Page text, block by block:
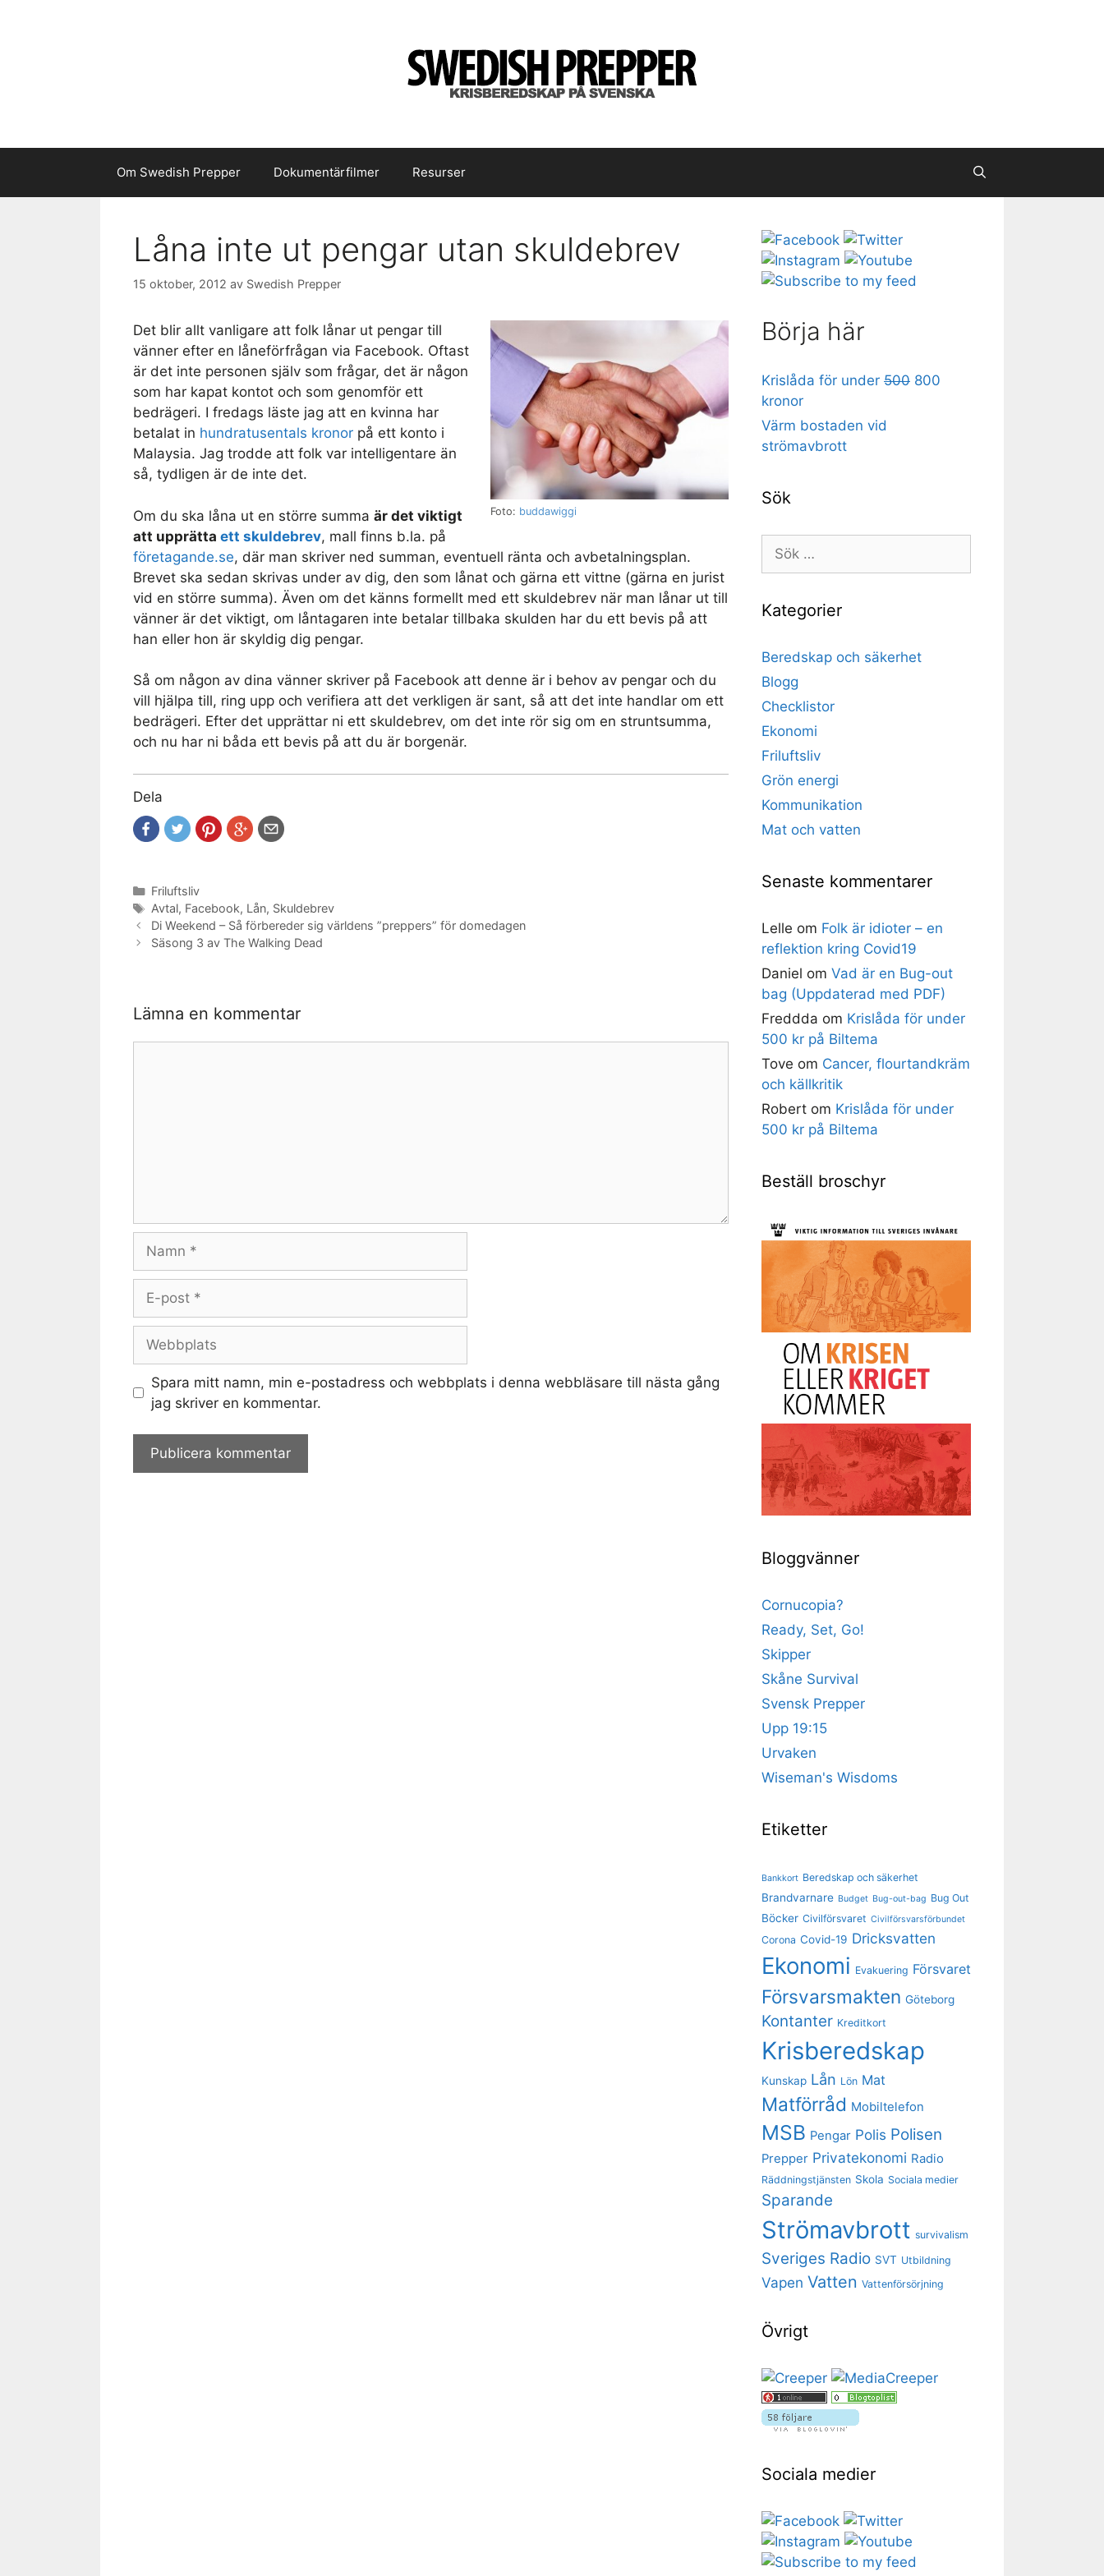
Om Swedish Prepper Dokumentärfilmer Resurser
Låna inte ut pengar utan skuldebrev
15 oktober, 2012 av Swedish Prepper
Foto: buddawiggi
Det blir allt vanligare att folk lånar ut pengar till
vänner efter en låneförfrågan via Facebook. Oftast
är det inte personen själv som frågar, det är någon
som har kapat kontot och som genomför ett
bedrägeri. I fredags läste jag att en kvinna har
betalat in hundratusentals kronor på ett konto i
Malaysia. Jag trodde att folk var intelligentare än
så, tydligen är de inte det.
Om du ska låna ut en större summa är det viktigt
att upprätta ett skuldebrev, mall finns b.la. på
företagande.se, där man skriver ned summan, eventuell ränta och avbetalningsplan.
Brevet ska sedan skrivas under av dig, den som lånat och gärna ett vittne (gärna en jurist
vid en större summa). Även om det känns formellt med ett skuldebrev när man lånar ut till
vänner är det viktigt, om låntagaren inte betalar tillbaka skulden har du ett bevis på att
han eller hon är skyldig dig pengar.
Så om någon av dina vänner skriver på Facebook att denne är i behov av pengar och du
vill hjälpa till, ring upp och verifiera att det verkligen är sant, så att det inte handlar om ett
bedrägeri. Efter det upprättar ni ett skuldebrev, om det inte rör sig om en struntsumma,
och nu har ni båda ett bevis på att du är borgenär.
Dela
Kategorier
Friluftsliv
Etiketter
Avtal, Facebook, Lån, Skuldebrev
Di Weekend – Så förbereder sig världens ”preppers” för domedagen
Säsong 3 av The Walking Dead
Lämna en kommentar
post
Spara mitt namn, min e-postadress och webbplats i denna webbläsare till nästa gång
jag skriver en kommentar.
Börja här
Krislåda för under 500 800
kronor
Värm bostaden vid
strömavbrott
Sök
Sök
efter:
Kategorier
Beredskap och säkerhet
Blogg
Checklistor
Ekonomi
Friluftsliv
Grön energi
Kommunikation
Mat och vatten
Senaste kommentarer
Lelle om Folk är idioter – en
reflektion kring Covid19
Daniel om Vad är en Bug-out
bag (Uppdaterad med PDF)
Freddda om Krislåda för under
500 kr på Biltema
Tove om Cancer, flourtandkräm
och källkritik
Robert om Krislåda för under
500 kr på Biltema
Beställ broschyr
Bloggvänner
Cornucopia?
Ready, Set, Go!
Skipper
Skåne Survival
Svensk Prepper
Upp 19:15
Urvaken
Wiseman's Wisdoms
Etiketter
Bankkort Beredskap och säkerhet
Brandvarnare Budget Bug-out-bag Bug Out
Böcker Civilförsvaret Civilförsvarsförbundet
Corona Covid-19 Dricksvatten
Ekonomi Evakuering Försvaret
Försvarsmakten Göteborg
Kontanter Kreditkort
Krisberedskap
Kunskap Lån Lön Mat
Matförråd Mobiltelefon
MSB Pengar Polis Polisen
Prepper Privatekonomi Radio
Räddningstjänsten Skola Sociala medier
Sparande
Strömavbrott survivalism
Sveriges Radio SVT Utbildning
Vapen Vatten Vattenförsörjning
Övrigt
Sociala medier